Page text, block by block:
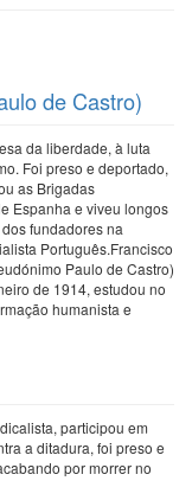
de Castro)
da liberdade, à luta
Foi preso e deportado,
as Brigadas
Espanha e viveu longos
fundadores na
Português.Francisco
Paulo de Castro)
de 1914, estudou no
humanista e
participou em
a ditadura, foi preso e
por morrer no